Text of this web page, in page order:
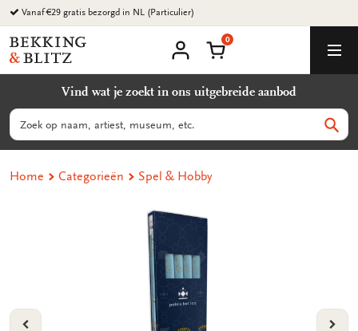
Ga
naar
content
Vanaf €29 gratis bezorgd in NL (Particulier)
Bekking
&
B.V.
account
Winkelmand
0
Vind wat je zoekt in ons uitgebreide aanbod
Zoeken
Home Categorieën Spel & Hobby